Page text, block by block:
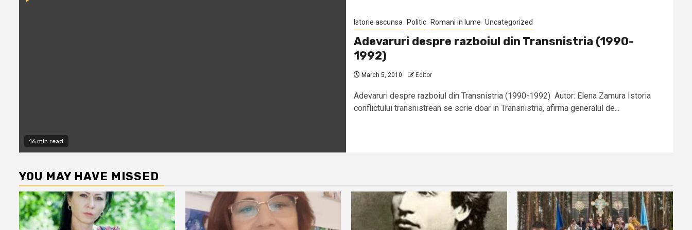
16 min read
Istorie ascunsa Politic Romani in lume Uncategorized
Adevaruri despre razboiul din Transnistria (1990-
1992)
March 5, 2010 Editor
Adevaruri despre razboiul din Transnistria (1990-1992) Autor: Elena Zamura Istoria
conflictului transnistrean se scrie doar in Transnistria, afirma generalul de...
YOU MAY HAVE MISSED